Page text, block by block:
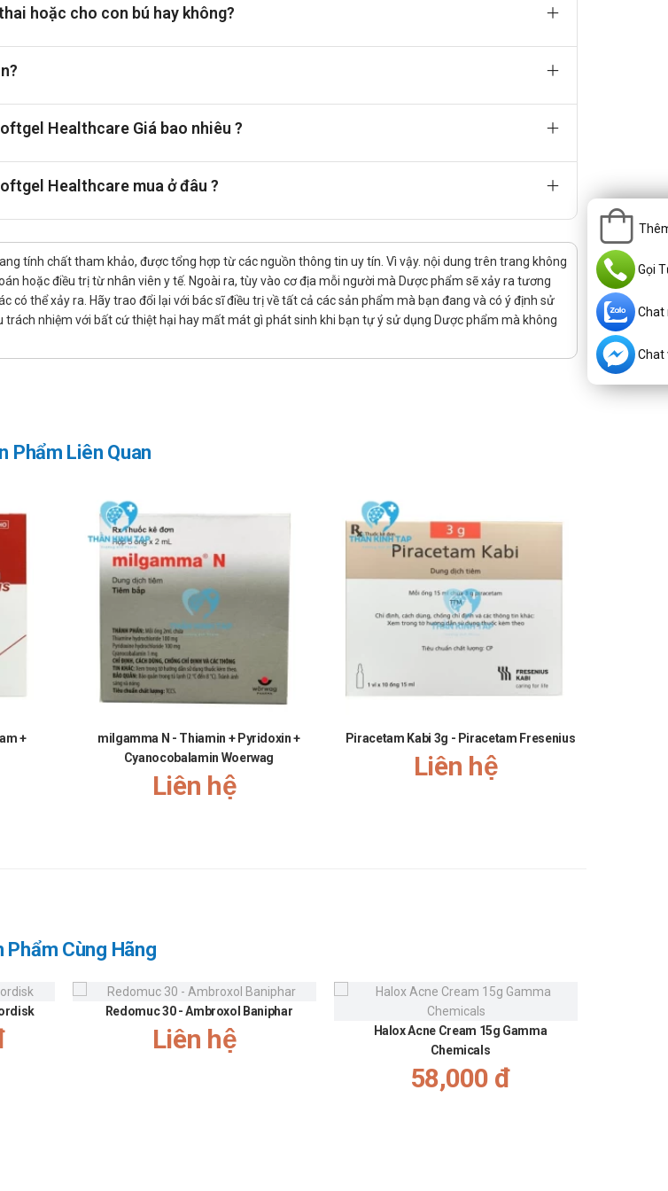
Golvaska 500mcg chứa hàm lượng thấp hơn, phù hợp cho những trường hợp cần bổ sung
trên tình trạng sức khỏe cụ thể và hướng dẫn của bác sĩ.
thực phẩm giàu vitamin B12 như thịt, cá, trứng và sữa. Đối với người ăn chay, cần xem xét bổ
cường. Hạn chế tiêu thụ rượu và thuốc lá, vì chúng có thể ảnh hưởng đến hấp thu và chuyển hóa
hoặc cho con bú hay không?
Healthcare Giá bao nhiêu ?
Healthcare mua ở đâu ?
tính chất tham khảo, được tổng hợp từ các nguồn thông tin uy tín. Vì vậy. nội dung trên trang không
hoặc điều trị từ nhân viên y tế. Ngoài ra, tùy vào cơ địa mỗi người mà Dược phẩm sẽ xảy ra tương
thể xảy ra. Hãy trao đổi lại với bác sĩ điều trị về tất cả các sản phẩm mà bạn đang và có ý định sử
nhiệm với bất cứ thiệt hại hay mất mát gì phát sinh khi bạn tự ý sử dụng Dược phẩm mà không
Phẩm Liên Quan
+
milgamma N - Thiamin + Pyridoxin +
Cyanocobalamin Woerwag
Liên hệ
Piracetam Kabi 3g - Piracetam Fresenius
Liên hệ
Phẩm Cùng Hãng
Redomuc 30 - Ambroxol Baniphar
Liên hệ
Halox Acne Cream 15g Gamma
Chemicals
58,000 đ
Gọi
Chat
Chat